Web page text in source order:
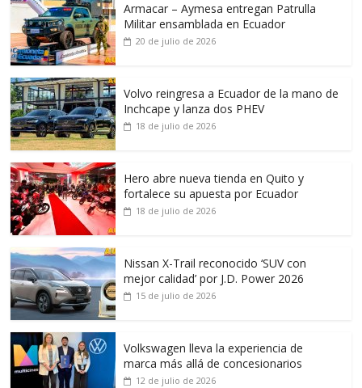
Armacar – Aymesa entregan Patrulla
Militar ensamblada en Ecuador
20 de julio de 2026
Volvo reingresa a Ecuador de la mano de
Inchcape y lanza dos PHEV
18 de julio de 2026
Hero abre nueva tienda en Quito y
fortalece su apuesta por Ecuador
18 de julio de 2026
Nissan X-Trail reconocido ‘SUV con
mejor calidad’ por J.D. Power 2026
15 de julio de 2026
Volkswagen lleva la experiencia de
marca más allá de concesionarios
12 de julio de 2026